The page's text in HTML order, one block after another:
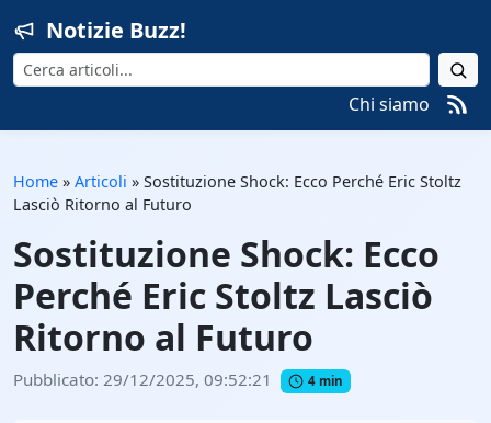
Notizie Buzz!
Cerca
Chi siamo
Home » Articoli » Sostituzione Shock: Ecco Perché Eric Stoltz
Lasciò Ritorno al Futuro
Sostituzione Shock: Ecco
Perché Eric Stoltz Lasciò
Ritorno al Futuro
Pubblicato: 29/12/2025, 09:52:21 4 min